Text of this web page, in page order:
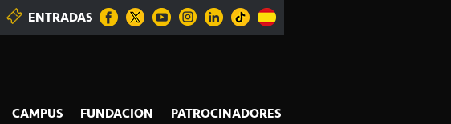
ENTRADAS
CAMPUS FUNDACION PATROCINADORES